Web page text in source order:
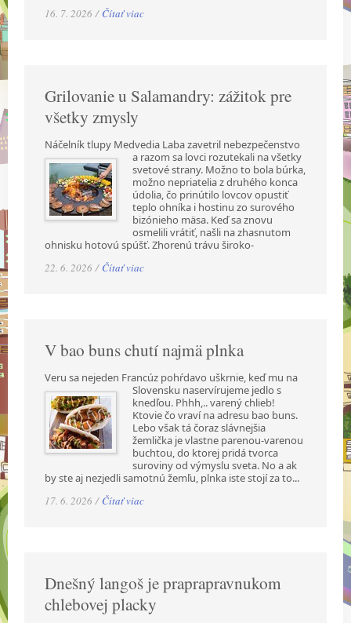
16. 7. 2026 / Čítať viac
Grilovanie u Salamandry: zážitok pre
všetky zmysly
Náčelník tlupy Medvedia Laba zavetril nebezpečenstvo
a razom sa lovci rozutekali na všetky
svetové strany. Možno to bola búrka,
možno nepriatelia z druhého konca
údolia, čo prinútilo lovcov opustiť
teplo ohníka i hostinu zo surového
bizónieho mäsa. Keď sa znovu
osmelili vrátiť, našli na zhasnutom
ohnisku hotovú spúšť. Zhorenú trávu široko-
22. 6. 2026 / Čítať viac
V bao buns chutí najmä plnka
Veru sa nejeden Francúz pohŕdavo uškrnie, keď mu na
Slovensku naservírujeme jedlo s
knedľou. Phhh,.. varený chlieb!
Ktovie čo vraví na adresu bao buns.
Lebo však tá čoraz slávnejšia
žemlička je vlastne parenou-varenou
buchtou, do ktorej pridá tvorca
suroviny od výmyslu sveta. No a ak
by ste aj nezjedli samotnú žemľu, plnka iste stojí za to...
17. 6. 2026 / Čítať viac
Dnešný langoš je praprapravnukom
chlebovej placky